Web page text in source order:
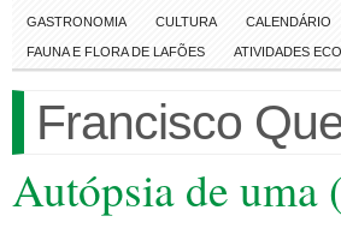
GASTRONOMIA CULTURA CALENDÁRIO
FAUNA E FLORA DE LAFÕES ATIVIDADES
Francisco
Autópsia de